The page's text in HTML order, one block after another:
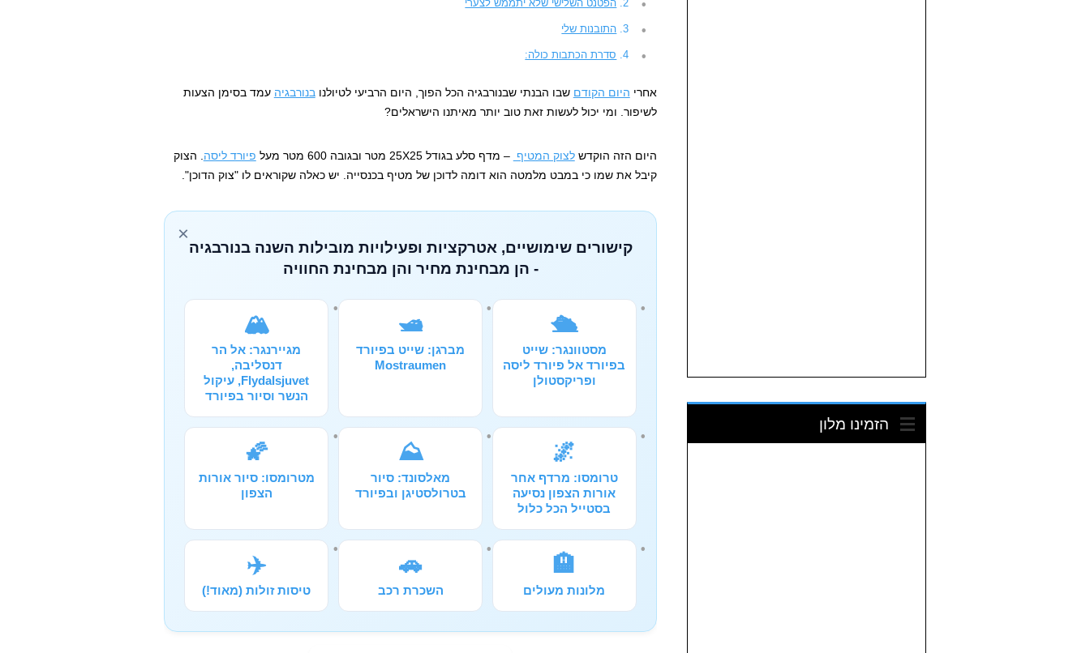
הפטנט השלישי שלא יתממש לצערי
התובנות שלי
סדרת הכתבות כולה:
אחרי היום הקודם שבו הבנתי שבנורבגיה הכל הפוך, היום הרביעי לטיולנובנורבגיה עמד בסימן הצעות
לשיפור. ומי יכול לעשות זאת טוב יותר מאיתנו הישראלים?
היום הזה הוקדשלצוק המטיף – מדף סלע בגודל 25X25 מטר ובגובה 600 מטר מעל פיורד ליסה . הצוק
קיבל את שמו כי במבט מלמטה הוא דומה לדוכן של מטיף בכנסייה. יש כאלה שקוראים לו "צוק הדוכן".
×
קישורים שימושיים, אטרקציות ופעילויות מובילות השנה בנורבגיה
- הן מבחינת מחיר והן מבחינת החוויה
🛳️
מסטוונגר: שייט
בפיורד אל פיורד ליסה
ופריקסטולן
🛥️
מברגן: שייט בפיורד
Mostraumen
🏔️
מגיירנגר: אל הר
דנסליבה,
Flydalsjuvet, עיקול
הנשר וסיור בפיורד
🌌
טרומסו: מרדף אחר
אורות הצפון נסיעה
בסטייל הכל כלול
⛰️
מאלסונד: סיור
בטרולסטיגן ובפיורד
🌠
מטרומסו: סיור אורות
הצפון
🏨
מלונות מעולים
🚗
השכרת רכב
✈️
טיסות זולות (מאוד!)
הזמינו מלון